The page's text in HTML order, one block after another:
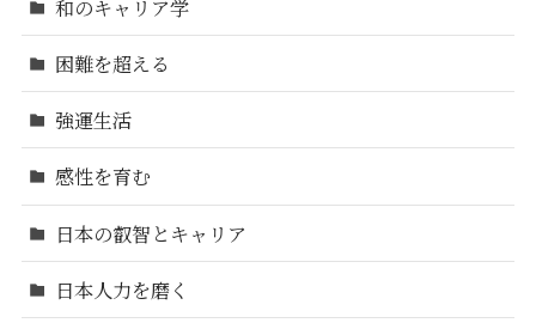
和のキャリア学
困難を超える
強運生活
感性を育む
日本の叡智とキャリア
日本人力を磨く